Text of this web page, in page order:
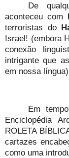
De
aconteceu com
terroristas do
Israel! (embora
conexão
intrigante que
em nossa
Em
Enciclopédia
ROLETA
cartazes
como uma